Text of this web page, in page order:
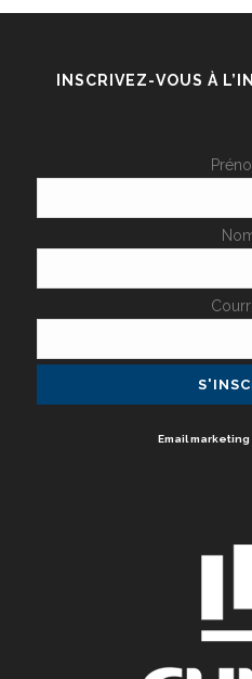
INSCRIVEZ-VOUS À
Email marketing